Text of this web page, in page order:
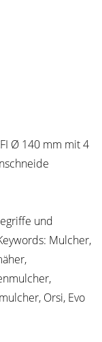
Ø 140 mm mit 4
und
Mulcher,
Orsi, Evo